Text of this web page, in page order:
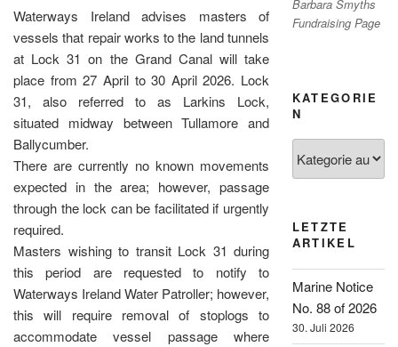
Waterways Ireland advises masters of
vessels that repair works to the land tunnels
at Lock 31 on the Grand Canal will take
place from 27 April to 30 April 2026. Lock
31, also referred to as Larkins Lock,
situated midway between Tullamore and
Ballycumber.
There are currently no known movements
expected in the area; however, passage
through the lock can be facilitated if urgently
required.
Masters wishing to transit Lock 31 during
this period are requested to notify to
Waterways Ireland Water Patroller; however,
this will require removal of stoplogs to
accommodate vessel passage where
Barbara Smyths
Fundraising Page
KATEGORIE
N
LETZTE
ARTIKEL
Marine Notice
No. 88 of 2026
30. Juli 2026